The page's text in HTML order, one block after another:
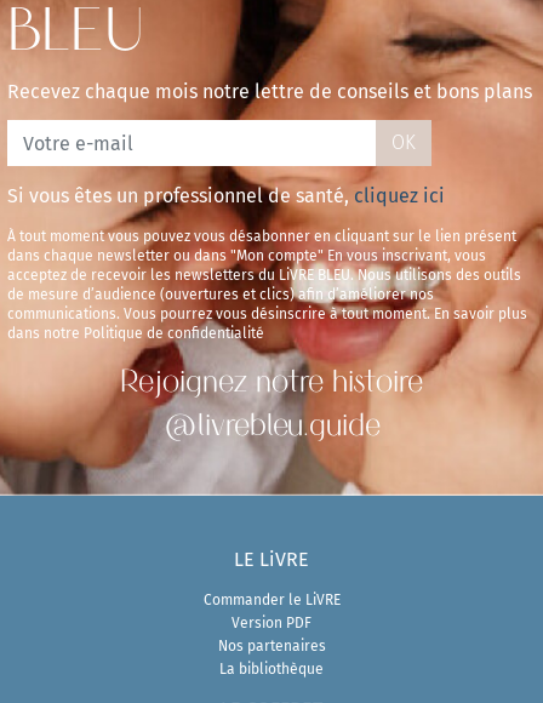
BLEU
Recevez chaque mois notre lettre de conseils et bons plans
OK
Si vous êtes un professionnel de santé, cliquez ici
À tout moment vous pouvez vous désabonner en cliquant sur le lien présent
dans chaque newsletter ou dans "Mon compte" En vous inscrivant, vous
acceptez de recevoir les newsletters du LiVRE BLEU. Nous utilisons des outils
de mesure d’audience (ouvertures et clics) afin d’améliorer nos
communications. Vous pourrez vous désinscrire à tout moment. En savoir plus
dans notre Politique de confidentialité
Rejoignez notre histoire
@livrebleu.guide
LE LiVRE
Commander le LiVRE
Version PDF
Nos partenaires
La bibliothèque